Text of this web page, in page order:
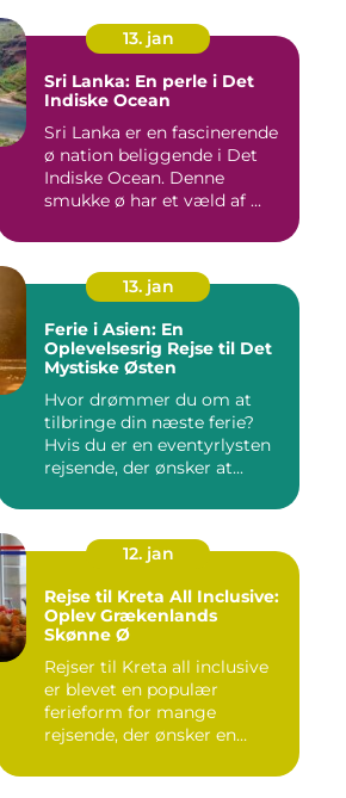
13. jan
Sri Lanka: En perle i Det
Indiske Ocean
Sri Lanka er en fascinerende
ø nation beliggende i Det
Indiske Ocean. Denne
smukke ø har et væld af ...
13. jan
Ferie i Asien: En
Oplevelsesrig Rejse til Det
Mystiske Østen
Hvor drømmer du om at
tilbringe din næste ferie?
Hvis du er en eventyrlysten
rejsende, der ønsker at...
12. jan
Rejse til Kreta All Inclusive:
Oplev Grækenlands
Skønne Ø
Rejser til Kreta all inclusive
er blevet en populær
ferieform for mange
rejsende, der ønsker en